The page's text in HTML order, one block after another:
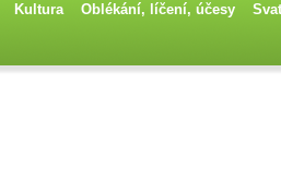
Kultura Oblékání, líčení, účesy